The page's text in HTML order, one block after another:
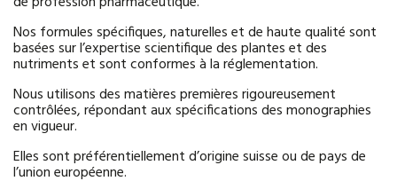
Nos formules spécifiques, naturelles et de haute qualité sont
basées sur l’expertise scientifique des plantes et des
nutriments et sont conformes à la réglementation.
Nous utilisons des matières premières rigoureusement
contrôlées, répondant aux spécifications des monographies
en vigueur.
Elles sont préférentiellement d’origine suisse ou de pays de
l’union européenne.